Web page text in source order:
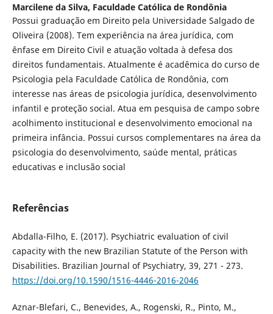
Marcilene da Silva, Faculdade Católica de Rondônia
Possui graduação em Direito pela Universidade Salgado de
Oliveira (2008). Tem experiência na área jurídica, com
ênfase em Direito Civil e atuação voltada à defesa dos
direitos fundamentais. Atualmente é acadêmica do curso de
Psicologia pela Faculdade Católica de Rondônia, com
interesse nas áreas de psicologia jurídica, desenvolvimento
infantil e proteção social. Atua em pesquisa de campo sobre
acolhimento institucional e desenvolvimento emocional na
primeira infância. Possui cursos complementares na área da
psicologia do desenvolvimento, saúde mental, práticas
educativas e inclusão social
Referências
Abdalla-Filho, E. (2017). Psychiatric evaluation of civil
capacity with the new Brazilian Statute of the Person with
Disabilities. Brazilian Journal of Psychiatry, 39, 271 - 273.
https://doi.org/10.1590/1516-4446-2016-2046
Aznar-Blefari, C., Benevides, A., Rogenski, R., Pinto, M.,